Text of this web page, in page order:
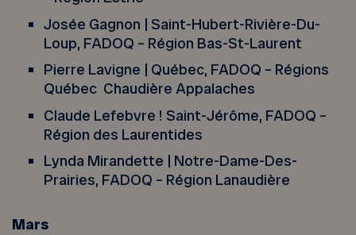
Josée Gagnon | Saint-Hubert-Rivière-Du-
Loup, FADOQ – Région Bas-St-Laurent
Pierre Lavigne | Québec, FADOQ – Régions
Québec Chaudière Appalaches
Claude Lefebvre ! Saint-Jérôme, FADOQ –
Région des Laurentides
Lynda Mirandette | Notre-Dame-Des-
Prairies, FADOQ – Région Lanaudière
Mars